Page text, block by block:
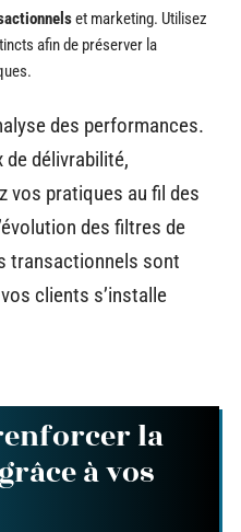
et marketing. Utilisez
afin de préserver la
des performances.
de délivrabilité,
vos pratiques au fil des
des filtres de
transactionnels sont
clients s’installe
la
à vos